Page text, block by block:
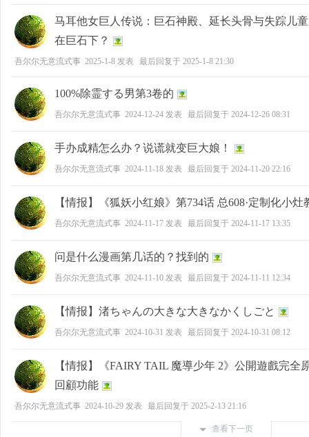
马耳他女巨人传说：巨石神殿、延长头骨与失踪儿
在巨石下？
吾尔尔无意流式事 2025-1-8 发表 最后回复于 2025-1-8 21:30
100%除霊する男第3卷的
吾尔尔无意流式事 2024-12-24 发表 最后回复于 2024-12-26 08:31
手办成精怎么办？说谎就变巨大娘！
吾尔尔无意流式事 2024-11-18 发表 最后回复于 2024-11-20 22:16
【情报】《狐妖小红娘》第734话 总608·定制化小灶
吾尔尔无意流式事 2024-11-17 发表 最后回复于 2024-11-17 13:35
问是什么漫画第几话的？找到的
吾尔尔无意流式事 2024-11-10 发表 最后回复于 2024-11-11 12:34
【情报】渚ちゃんの大きな大きなかくしごと
吾尔尔无意流式事 2024-10-31 发表 最后回复于 2024-10-31 08:12
【情报】《FAIRY TAIL 魔導少年 2》公開遊戲完全
回顧功能
吾尔尔无意流式事 2024-10-29 发表 最后回复于 2025-2-13 21:16
查看下一页